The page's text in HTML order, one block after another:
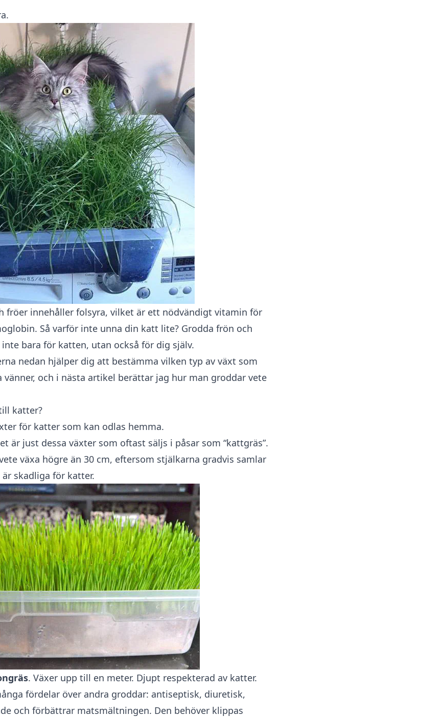
fröer innehåller folsyra, vilket är ett nödvändigt vitamin för
Så varför inte unna din katt lite? Grodda frön och
bara för katten, utan också för dig själv.
nedan hjälper dig att bestämma vilken typ av växt som
vänner, och i nästa artikel berättar jag hur man groddar vete
katter?
för katter som kan odlas hemma.
är just dessa växter som oftast säljs i påsar som “kattgräs”.
växa högre än 30 cm, eftersom stjälkarna gradvis samlar
skadliga för katter.
. Växer upp till en meter. Djupt respekterad av katter.
fördelar över andra groddar: antiseptisk, diuretisk,
och förbättrar matsmältningen. Den behöver klippas